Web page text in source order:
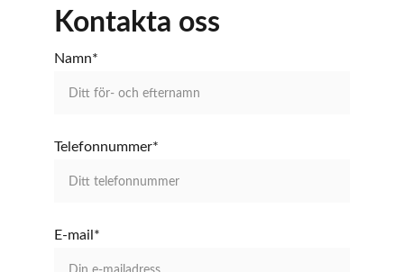
Namn*
Telefonnummer*
E-mail*
Kontakta oss